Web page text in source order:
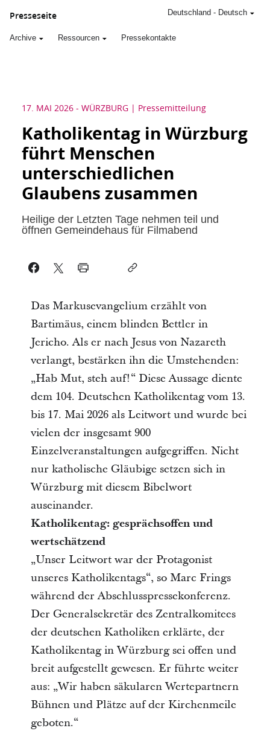
Presseseite
Archive Ressourcen Pressekontakte
Deutschland - Deutsch
17. MAI 2026 - WÜRZBURG Pressemitteilung
Katholikentag in Würzburg
führt Menschen
unterschiedlichen
Glaubens zusammen
Heilige der Letzten Tage nehmen teil und
öffnen Gemeindehaus für Filmabend
Das Markusevangelium erzählt von
Bartimäus, einem blinden Bettler in
Jericho. Als er nach Jesus von Nazareth
verlangt, bestärken ihn die Umstehenden:
„Hab Mut, steh auf!“ Diese Aussage diente
dem 104. Deutschen Katholikentag vom 13.
bis 17. Mai 2026 als Leitwort und wurde bei
vielen der insgesamt 900
Einzelveranstaltungen aufgegriffen. Nicht
nur katholische Gläubige setzen sich in
Würzburg mit diesem Bibelwort
auseinander.
Katholikentag: gesprächsoffen und
wertschätzend
„Unser Leitwort war der Protagonist
unseres Katholikentags“, so Marc Frings
während der Abschlusspressekonferenz.
Der Generalsekretär des Zentralkomitees
der deutschen Katholiken erklärte, der
Katholikentag in Würzburg sei offen und
breit aufgestellt gewesen. Er führte weiter
aus: „Wir haben säkularen Wertepartnern
Bühnen und Plätze auf der Kirchenmeile
geboten.“